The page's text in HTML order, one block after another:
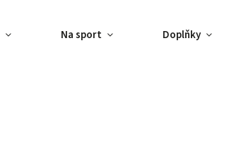
Na sport Doplňky